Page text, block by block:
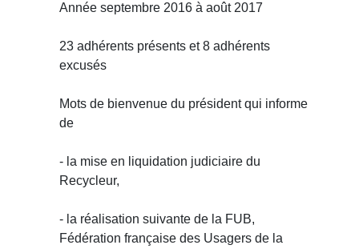
Année septembre 2016 à août 2017
23 adhérents présents et 8 adhérents
excusés
Mots de bienvenue du président qui informe
de
- la mise en liquidation judiciaire du
Recycleur,
- la réalisation suivante de la FUB,
Fédération française des Usagers de la